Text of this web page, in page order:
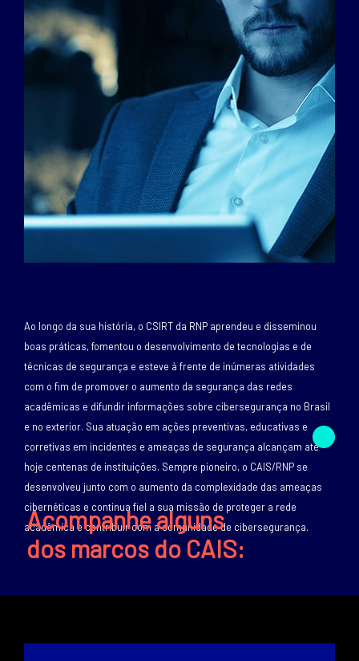
Ao longo da sua história, o CSIRT da RNP aprendeu e disseminou
boas práticas, fomentou o desenvolvimento de tecnologias e de
técnicas de segurança e esteve à frente de inúmeras atividades
com o fim de promover o aumento da segurança das redes
acadêmicas e difundir informações sobre cibersegurança no Brasil
e no exterior. Sua atuação em ações preventivas, educativas e
corretivas em incidentes e ameaças de segurança alcançam até
hoje centenas de instituições. Sempre pioneiro, o CAIS/RNP se
desenvolveu junto com o aumento da complexidade das ameaças
cibernéticas e continua fiel a sua missão de proteger a rede
acadêmica e contribuir com a comunidade de cibersegurança.
Texto
Acompanhe alguns
dos marcos do CAIS: